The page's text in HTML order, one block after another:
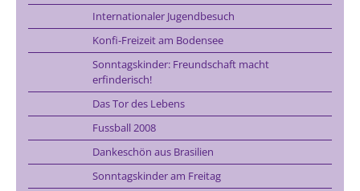
Internationaler Jugendbesuch
Konfi-Freizeit am Bodensee
Sonntagskinder: Freundschaft macht
erfinderisch!
Das Tor des Lebens
Fussball 2008
Dankeschön aus Brasilien
Sonntagskinder am Freitag